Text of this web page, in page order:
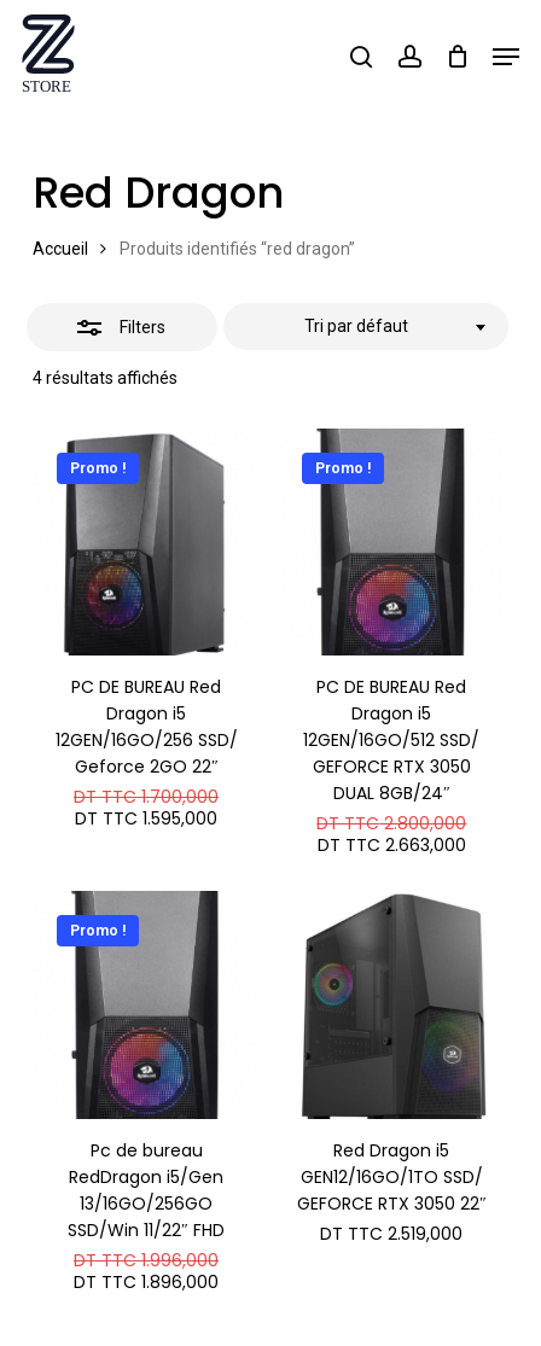
Skip
main
searchaccount
Red Dragon
Accueil Produits identifiés “red dragon”
Filters
4 résultats affichés
Tri par défaut
Close
Promo !
PC DE BUREAU Red
Dragon i5
12GEN/16GO/256 SSD/
Geforce 2GO 22″
DT TTC1.700,000Le
TTC 1.700,000.
DT TTC 1.595,000
DT
TTC 1.595,000.
Promo !
PC DE BUREAU Red
Dragon i5
12GEN/16GO/512 SSD/
GEFORCE RTX 3050
DUAL 8GB/24″
DT TTC2.800,000Le
TTC
DT TTC 2.663,000Le
est :
DT
TTC
Promo !
Pc de bureau
RedDragon i5/Gen
13/16GO/256GO
SSD/Win 11/22″ FHD
DT TTC1.996,000Le
DT TTC 1.896,000
Red Dragon i5
GEN12/16GO/1TO SSD/
GEFORCE RTX 3050 22″
DT TTC 2.519,000